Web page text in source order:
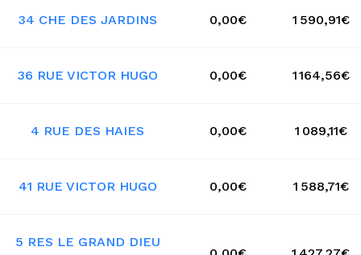
34 CHE DES JARDINS 0,00€ 1 590,91€
36 RUE VICTOR HUGO 0,00€ 1 164,56€
4 RUE DES HAIES 0,00€ 1 089,11€
41 RUE VICTOR HUGO 0,00€ 1 588,71€
5 RES LE GRAND DIEU